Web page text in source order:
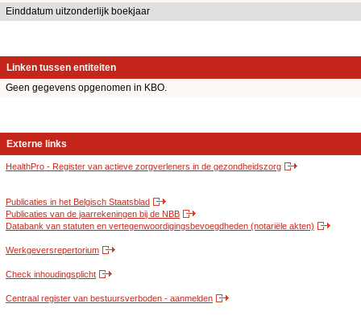
Einddatum uitzonderlijk boekjaar
Linken tussen entiteiten
Geen gegevens opgenomen in KBO.
Externe links
HealthPro - Register van actieve zorgverleners in de gezondheidszorg
Publicaties in het Belgisch Staatsblad
Publicaties van de jaarrekeningen bij de NBB
Databank van statuten en vertegenwoordigingsbevoegdheden (notariële akten)
Werkgeversrepertorium
Check inhoudingsplicht
Centraal register van bestuursverboden - aanmelden